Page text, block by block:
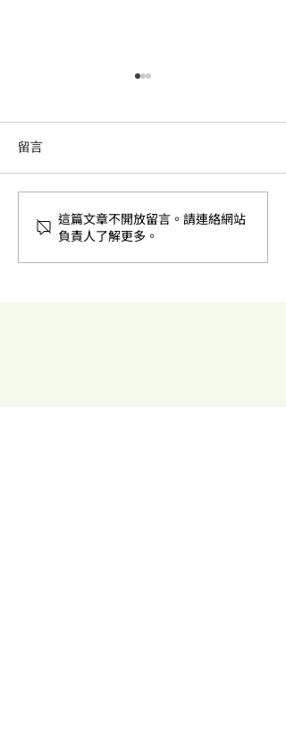
甘露糖轉果糖-6-磷酸途徑
（Mannose to fructose 6-
phosphate）
留言
這篇文章不開放留言。請連絡網站
負責人了解更多。